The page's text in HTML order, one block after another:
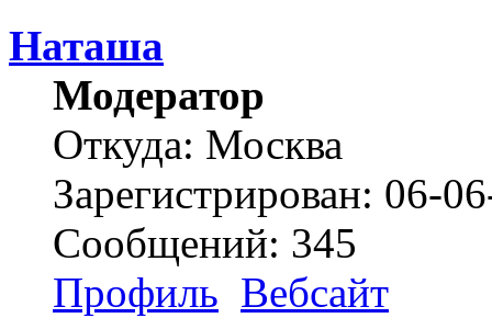
Наташа
Модератор
Откуда: Москва
Зарегистрирован: 06-
Сообщений: 345
Профиль Вебсайт